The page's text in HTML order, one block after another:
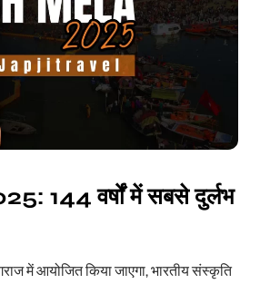
144वर्षों में सबसे दुर्लभ
में आयोजित किया जाएगा, भारतीय संस्कृति